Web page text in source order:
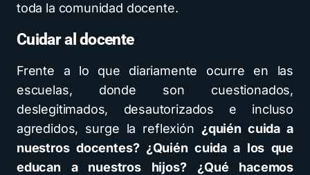
toda la comunidad docente.
Cuidar al docente
Frente a lo que diariamente ocurre en las
escuelas, donde son cuestionados,
deslegitimados, desautorizados e incluso
agredidos, surge la reflexión ¿quién cuida a
nuestros docentes? ¿Quién cuida a los que
educan a nuestros hijos?
¿Qué hacemos